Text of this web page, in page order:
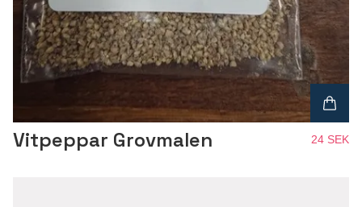
Vitpeppar Grovmalen 24 SEK